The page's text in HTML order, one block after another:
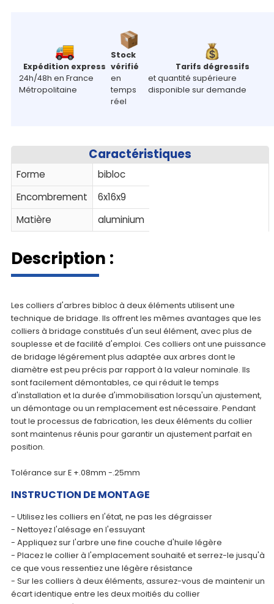
panier
Contact
Expédition express
24h/48h en France
Métropolitaine
Stock
vérifié
en
temps
réel
Tarifs dégressifs
et quantité supérieure
disponible sur demande
Caractéristiques
Forme
bibloc
Encombrement
6x16x9
Matière
aluminium
Description :
Les colliers d'arbres bibloc à deux éléments utilisent une
technique de bridage. Ils offrent les mêmes avantages que les
colliers à bridage constitués d'un seul élément, avec plus de
souplesse et de facilité d'emploi. Ces colliers ont une puissance
de bridage légérement plus adaptée aux arbres dont le
diamètre est peu précis par rapport à la valeur nominale. Ils
sont facilement démontables, ce qui réduit le temps
d'installation et la durée d'immobilisation lorsqu'un ajustement,
un démontage ou un remplacement est nécessaire. Pendant
tout le processus de fabrication, les deux éléments du collier
sont maintenus réunis pour garantir un ajustement parfait en
position.
Tolérance sur E +.08mm -.25mm
INSTRUCTION DE MONTAGE
- Utilisez les colliers en l'état, ne pas les dégraisser
- Nettoyez l'alésage en l'essuyant
- Appliquez sur l'arbre une fine couche d'huile légère
- Placez le collier à l'emplacement souhaité et serrez-le jusqu'à
ce que vous ressentiez une légère résistance
- Sur les colliers à deux éléments, assurez-vous de maintenir un
écart identique entre les deux moitiés du collier